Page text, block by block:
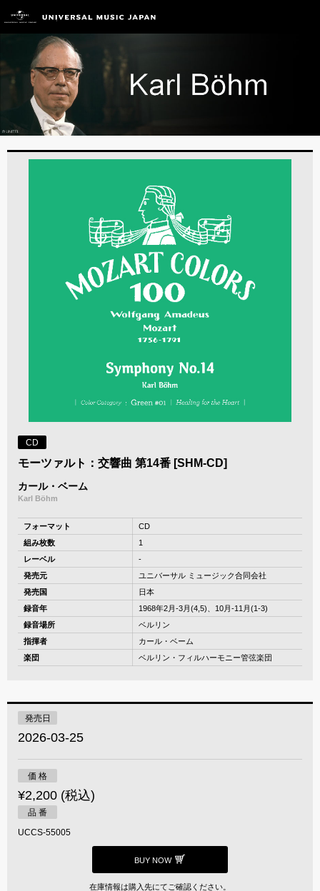
CD
モーツァルト：交響曲 第14番 [SHM-CD]
カール・ベーム
Karl Böhm
フォーマット
CD
組み枚数
1
レーベル
-
発売元
ユニバーサル ミュージック合同会社
発売国
日本
録音年
1968年2月-3月(4,5)、10月-11月(1-3)
録音場所
ベルリン
指揮者
カール・ベーム
楽団
ベルリン・フィルハーモニー管弦楽団
発売日
2026-03-25
価 格
¥2,200 (税込)
品 番
UCCS-55005
BUY NOW
在庫情報は購入先にてご確認ください。